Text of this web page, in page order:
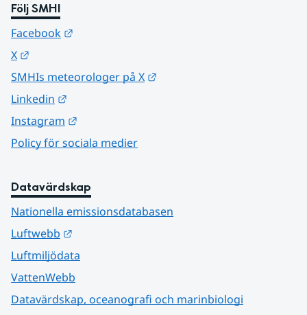
Följ SMHI
Facebook
X
SMHIs meteorologer på X
Linkedin
Instagram
Policy för sociala medier
Datavärdskap
Nationella emissionsdatabasen
Luftwebb
Luftmiljödata
VattenWebb
Datavärdskap, oceanografi och marinbiologi